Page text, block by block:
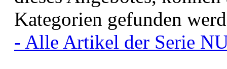
Kategorien gefunden
- Alle Artikel der Serie